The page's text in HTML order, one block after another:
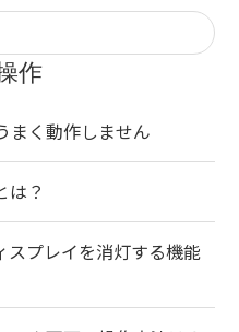
作
まく動作しません
は？
スプレイを消灯する機能